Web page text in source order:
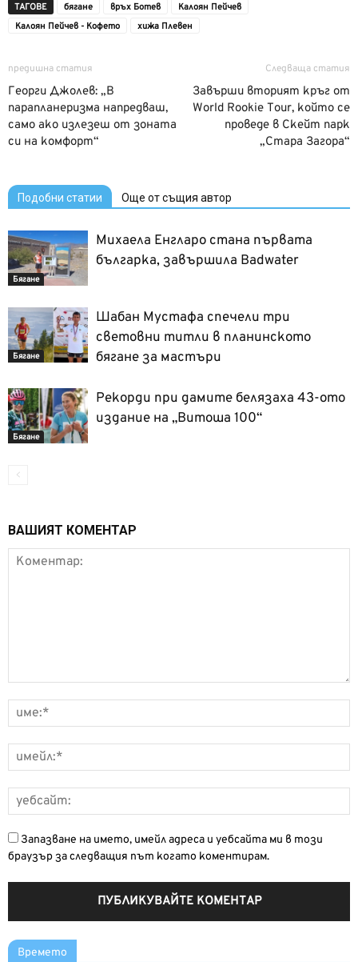
ТАГОВЕ бягане връх Ботев
Калоян Пейчев
Калоян Пейчев - Кофето
хижа Плевен
предишна статия
Георги Джолев: „В
парапланеризма напредваш,
само ако излезеш от зоната
си на комфорт“
Следваща статия
Завърши вторият кръг от
World Rookie Tour, който се
проведе в Скейт парк
„Стара Загора“
Подобни статии Още от същия автор
Бягане
Михаела Енгларо стана първата
българка, завършила Badwater
Бягане
Шабан Мустафа спечели три
световни титли в планинското
бягане за мастъри
Бягане
Рекорди при дамите белязаха 43-ото
издание на „Витоша 100“
ВАШИЯТ КОМЕНТАР
Запазване на името, имейл адреса и уебсайта ми в този
браузър за следващия път когато коментирам.
Времето